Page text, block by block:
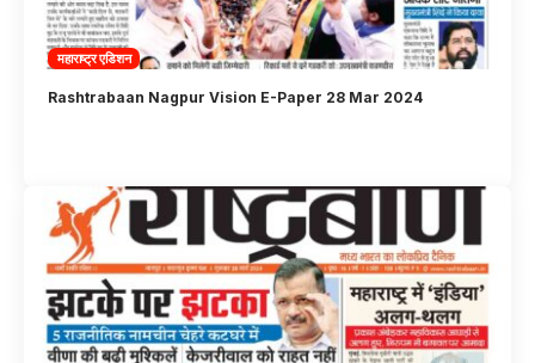
महाराष्ट्र एडिशन
Rashtrabaan Nagpur Vision E-Paper 28 Mar 2024